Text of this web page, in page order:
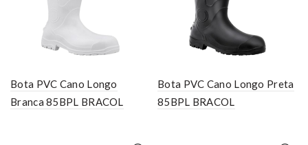
Bota PVC Cano Longo
Branca 85BPL BRACOL
Bota PVC Cano Longo Preta
85BPL BRACOL